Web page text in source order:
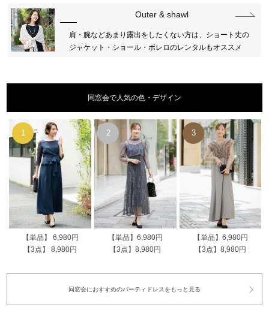
Outer & shawl
肩・腕などあまり露出をしたくない方は、ショート丈の
ジャケット・ショール・ボレロのレンタルもオススメ
同窓会で人気の色・デザイン
【単品】 6,980円
【3点】 8,980円
【単品】6,980円
【3点】8,980円
【単品】6,980円
【3点】8,980円
同窓会におすすめのパーティドレスをもっと見る